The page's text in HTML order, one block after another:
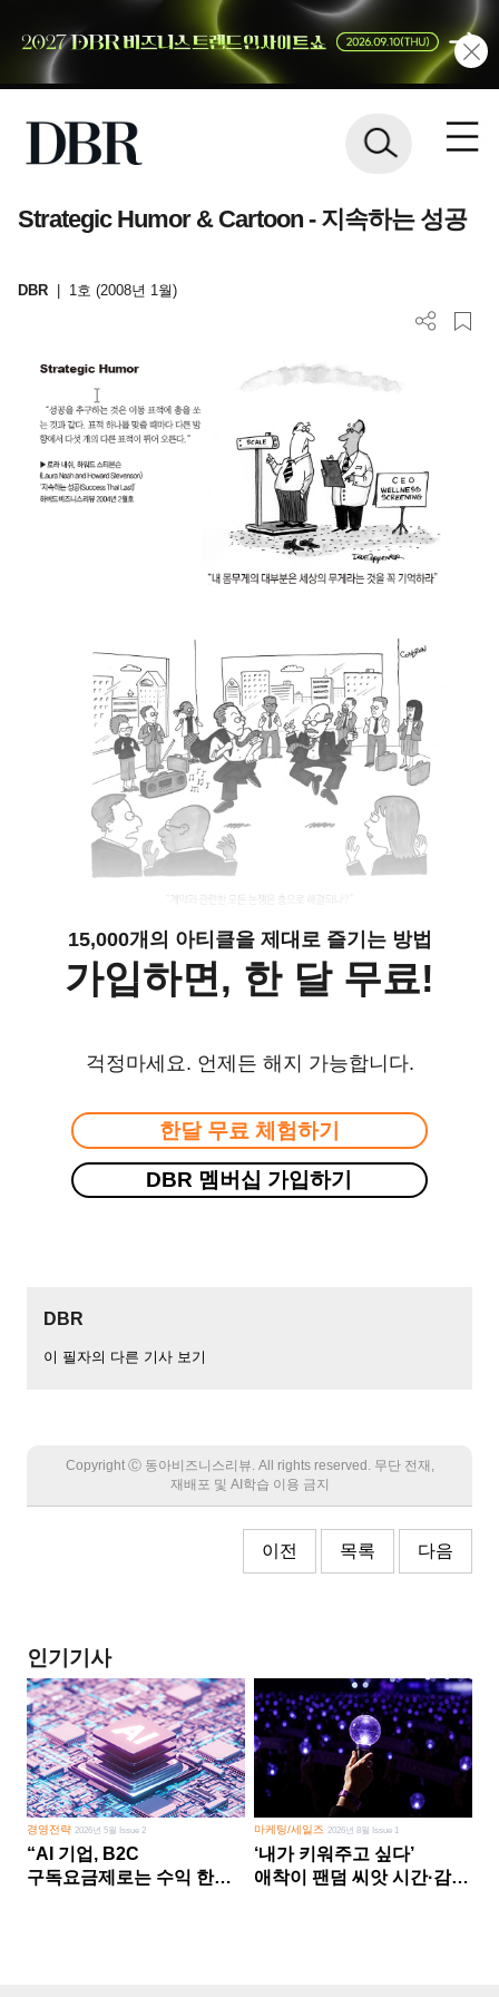
Strategic Humor & Cartoon - 지속하는 성공
DBR 1호 (2008년 1월)
15,000개의 아티클을 제대로 즐기는 방법
가입하면, 한 달 무료!
걱정마세요. 언제든 해지 가능합니다.
한달 무료 체험하기
DBR 멤버십 가입하기
DBR
이 필자의 다른 기사 보기
Copyright Ⓒ 동아비즈니스리뷰. All rights reserved. 무단 전재,
재배포 및 AI학습 이용 금지
이전 목록 다음
인기기사
경영전략2026년 5월 Issue 2
“AI 기업, B2C
구독요금제로는 수익 한계
마케팅/세일즈 2026년 8월 Issue 1
‘내가 키워주고 싶다’
애착이 팬덤 씨앗 시간·감정